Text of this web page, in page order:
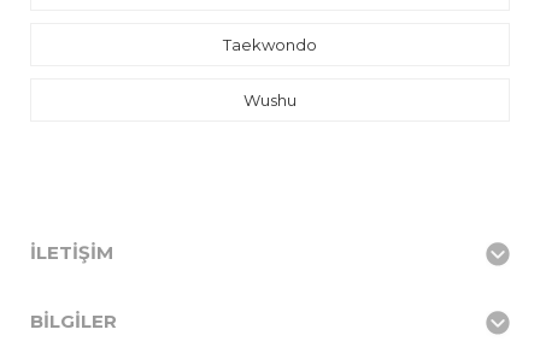
Taekwondo
Wushu
İLETIŞIM
BILGILER